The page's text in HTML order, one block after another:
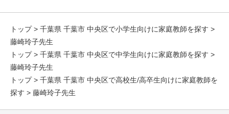
トップ> 千葉県 千葉市 中央区で小学生向けに家庭教師を探す >
藤崎玲子先生
トップ> 千葉県 千葉市 中央区で中学生向けに家庭教師を探す >
藤崎玲子先生
トップ> 千葉県 千葉市 中央区で高校生/高卒生向けに家庭教師を
探す > 藤崎玲子先生